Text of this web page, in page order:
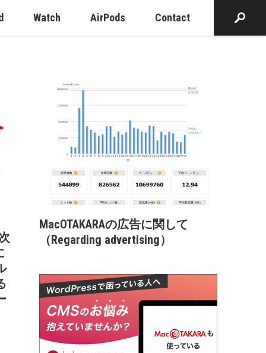
Watch AirPods Contact
MacOTAKARAの広告に関して
（Regarding advertising）